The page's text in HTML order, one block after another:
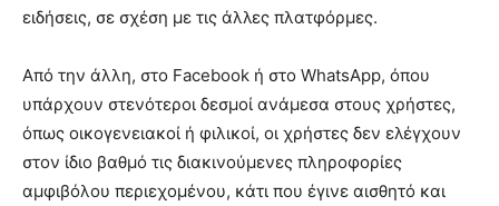
ειδήσεις, σε σχέση με τις άλλες πλατφόρμες.
Από την άλλη, στο Facebook ή στο WhatsApp, όπου
υπάρχουν στενότεροι δεσμοί ανάμεσα στους χρήστες,
όπως οικογενειακοί ή φιλικοί, οι χρήστες δεν ελέγχουν
στον ίδιο βαθμό τις διακινούμενες πληροφορίες
αμφιβόλου περιεχομένου, κάτι που έγινε αισθητό και